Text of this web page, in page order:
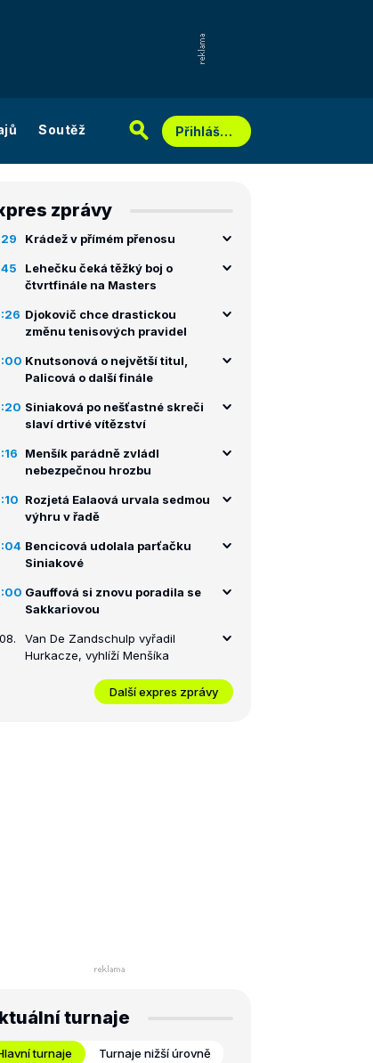
Soutěž Přihlášení
zprávy
Krádež v přímém přenosu
Lehečku čeká těžký boj o
čtvrtfinále na Masters
Djokovič chce drastickou
změnu tenisových pravidel
Knutsonová o největší titul,
Palicová o další finále
Siniaková po nešťastné skreči
slaví drtivé vítězství
Menšík parádně zvládl
nebezpečnou hrozbu
Rozjetá Ealaová urvala sedmou
výhru v řadě
Bencicová udolala parťačku
Siniakové
Gauffová si znovu poradila se
Sakkariovou
Van De Zandschulp vyřadil
Hurkacze, vyhlíží Menšíka
Další expres zprávy
turnaje
turnaje Turnaje nižší úrovně